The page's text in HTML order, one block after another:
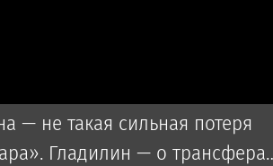
— не такая сильная потеря
Гладилин — о